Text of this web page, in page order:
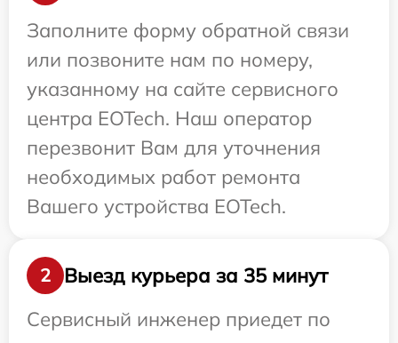
Заполните форму обратной связи
или позвоните нам по номеру,
указанному на сайте сервисного
центра EOTech. Наш оператор
перезвонит Вам для уточнения
необходимых работ ремонта
Вашего устройства EOTech.
2
Выезд курьера за 35 минут
Сервисный инженер приедет по